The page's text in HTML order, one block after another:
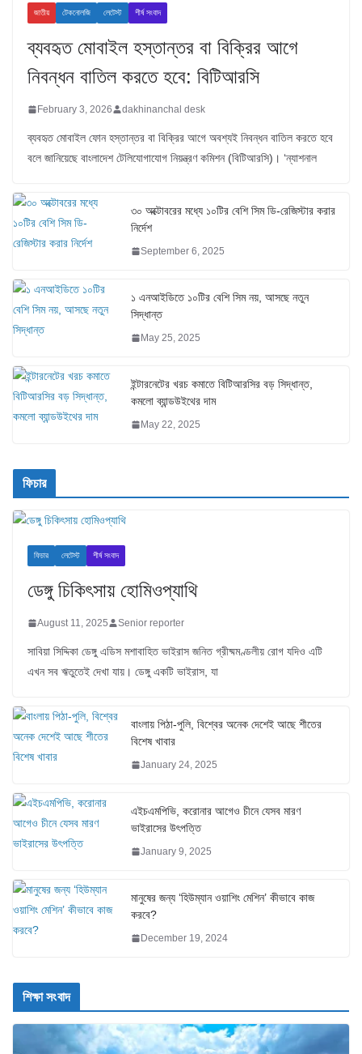
জাতীয় টেকনোলজি লেটেস্ট শীর্ষ সংবাদ
ব্যবহৃত মোবাইল হস্তান্তর বা বিক্রির আগে
নিবন্ধন বাতিল করতে হবে: বিটিআরসি
February 3, 2026 dakhinanchal desk
ব্যবহৃত মোবাইল ফোন হস্তান্তর বা বিক্রির আগে অবশ্যই নিবন্ধন বাতিল করতে হবে
বলে জানিয়েছে বাংলাদেশ টেলিযোগাযোগ নিয়ন্ত্রণ কমিশন (বিটিআরসি)। ‘ন্যাশনাল
৩০ অক্টোবরের মধ্যে ১০টির বেশি সিম ডি-রেজিস্টার করার
নির্দেশ
September 6, 2025
১ এনআইডিতে ১০টির বেশি সিম নয়, আসছে নতুন
সিদ্ধান্ত
May 25, 2025
ইন্টারনেটের খরচ কমাতে বিটিআরসির বড় সিদ্ধান্ত,
কমলো ব্যান্ডউইথের দাম
May 22, 2025
ফিচার
ফিচার লেটেস্ট শীর্ষ সংবাদ
ডেঙ্গু চিকিৎসায় হোমিওপ্যাথি
August 11, 2025 Senior reporter
সাবিয়া সিদ্দিকা ডেঙ্গু এডিস মশাবাহিত ভাইরাস জনিত গ্রীষ্মমণ্ডলীয় রোগ যদিও এটি
এখন সব ঋতুতেই দেখা যায়। ডেঙ্গু একটি ভাইরাস, যা
বাংলায় পিঠা-পুলি, বিশ্বের অনেক দেশেই আছে শীতের
বিশেষ খাবার
January 24, 2025
এইচএমপিভি, করোনার আগেও চীনে যেসব মারণ
ভাইরাসের উৎপত্তি
January 9, 2025
মানুষের জন্য ‘হিউম্যান ওয়াশিং মেশিন’ কীভাবে কাজ
করবে?
December 19, 2024
শিক্ষা সংবাদ